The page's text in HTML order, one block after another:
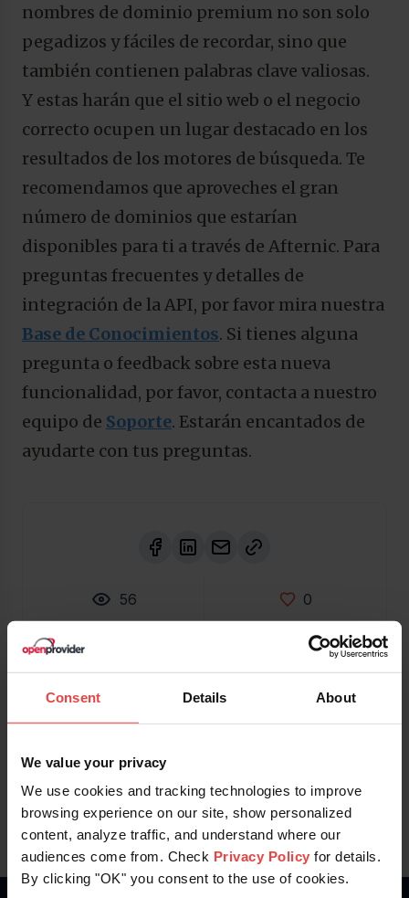
Consent Details About
We value your privacy
We use cookies and tracking technologies to improve
browsing experience on our site, show personalized
content, analyze traffic, and understand where our
audiences come from. Check Privacy Policy for details.
By clicking "OK" you consent to the use of cookies.
nombres de dominio premium no son solo
pegadizos y fáciles de recordar, sino que
también contienen palabras clave valiosas.
Y estas harán que el sitio web o el negocio
correcto ocupen un lugar destacado en los
resultados de los motores de búsqueda. Te
recomendamos que aproveches el gran
número de dominios que estarían
disponibles para ti a través de Afternic. Para
preguntas frecuentes y detalles de
integración de la API, por favor mira nuestra
Base de Conocimientos. Si tienes alguna
pregunta o feedback sobre esta nueva
funcionalidad, por favor, contacta a nuestro
equipo de Soporte. Estarán encantados de
ayudarte con tus preguntas.
56 0
Stay informed of product updates, industry news,